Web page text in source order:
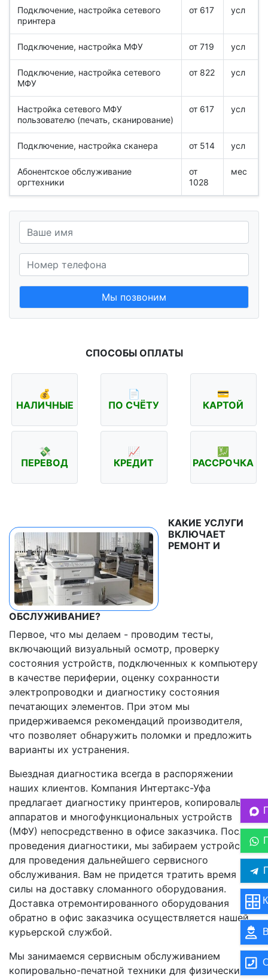
Подключение, настройка сетевого
принтера
от 617 усл
Подключение, настройка МФУ от 719 усл
Подключение, настройка сетевого
МФУ
от 822 усл
Настройка сетевого МФУ
пользователю (печать, сканирование)
от 617 усл
Подключение, настройка сканера от 514 усл
Абонентское обслуживание
оргтехники
от
1028
мес
Мы позвоним
СПОСОБЫ ОПЛАТЫ
💰
НАЛИЧНЫЕ
📄
ПО СЧЁТУ
💳
КАРТОЙ
💸
ПЕРЕВОД
📈
КРЕДИТ
💹
РАССРОЧКА
КАКИЕ УСЛУГИ
ВКЛЮЧАЕТ
РЕМОНТ И
ОБСЛУЖИВАНИЕ?
Первое, что мы делаем - проводим тесты,
включающий визуальный осмотр, проверку
состояния устройств, подключенных к компьютеру
в качестве периферии, оценку сохранности
электропроводки и диагностику состояния
печатающих элементов. При этом мы
придерживаемся рекомендаций производителя,
что позволяет обнаружить поломки и предложить
варианты их устранения.
Выездная диагностика всегда в распоряжении
наших клиентов. Компания Интертакс-Уфа
предлагает диагностику принтеров, копировальных
аппаратов и многофункциональных устройств
(МФУ) непосредственно в офисе заказчика. После
проведения диагностики, мы забираем устройство
для проведения дальнейшего сервисного
обслуживания. Вам не придется тратить время и
силы на доставку сломанного оборудования.
Доставка отремонтированного оборудования
обратно в офис заказчика осуществляется нашей
курьерской службой.
Мы занимаемся сервисным обслуживанием
копировально-печатной техники для физических и